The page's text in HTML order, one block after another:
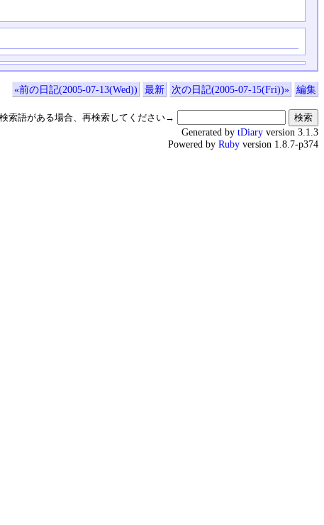
«前の日記(2005-07-13(Wed)) 最新 次の日記(2005-07-15(Fri))» 編集
索語がある場合、再検索してください→
Generated by tDiary version 3.1.3
Powered by Ruby version 1.8.7-p374